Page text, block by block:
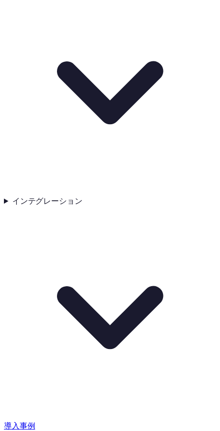
インテグレーション
導入事例